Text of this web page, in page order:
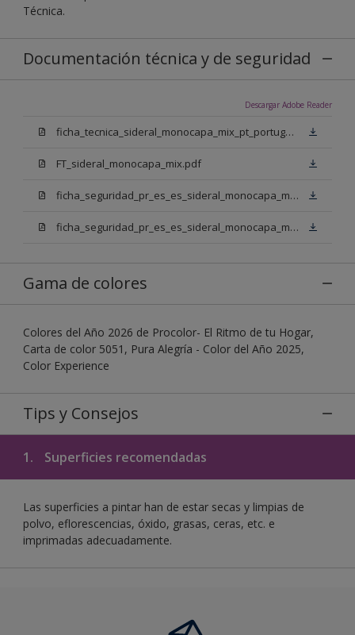
Técnica.
Documentación técnica y de seguridad
Descargar Adobe Reader
ficha_tecnica_sideral_monocapa_mix_pt_portugal.pdf
FT_sideral_monocapa_mix.pdf
ficha_seguridad_pr_es_es_sideral_monocapa_mix_bn.pdf
ficha_seguridad_pr_es_es_sideral_monocapa_mix_bb.pdf
Gama de colores
Colores del Año 2026 de Procolor- El Ritmo de tu Hogar,
Carta de color 5051, Pura Alegría - Color del Año 2025,
Color Experience
Tips y Consejos
1. Superficies recomendadas
Las superficies a pintar han de estar secas y limpias de
polvo, eflorescencias, óxido, grasas, ceras, etc. e
imprimadas adecuadamente.